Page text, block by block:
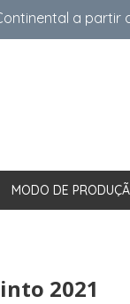
a partir
MODO DE
2021